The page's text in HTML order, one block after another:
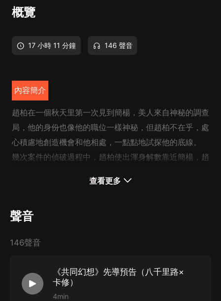
概覽
17 小時 11 分鐘 146 聲音
內容簡介
趙柏在一個秋天里第一次見到簡楊，美人來自神秘的調查
局，他的身份也像他的職位一樣神秘，但趙柏不在乎，處
心積慮地創造機會和他相處，一點點地試探他的底線。
幾次案件的偵破過程中，趙柏使出渾身解數靠近簡楊，趙
來源於書籍，即使最后不得不離開，分手的說辭也是生硬
那麼，背不完的話，就不要背了，你離開的理由，我會幫
了。
出品：喜馬拉雅
查看更多
聲音
146聲音
《共同幻想》先導預告（八千里路×
卡修）
4min